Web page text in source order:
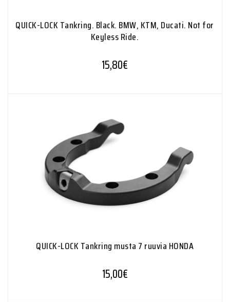
QUICK-LOCK Tankring. Black. BMW, KTM, Ducati. Not for
Keyless Ride.
15,80€
QUICK-LOCK Tankring musta 7 ruuvia HONDA
15,00€